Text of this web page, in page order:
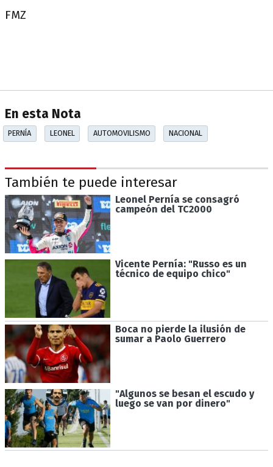
FMZ
En esta Nota
PERNÍA LEONEL AUTOMOVILISMO NACIONAL
También te puede interesar
Leonel Pernía se consagró
campeón del TC2000
Vicente Pernía: "Russo es un
técnico de equipo chico"
Boca no pierde la ilusión de
sumar a Paolo Guerrero
"Algunos se besan el escudo y
luego se van por dinero"